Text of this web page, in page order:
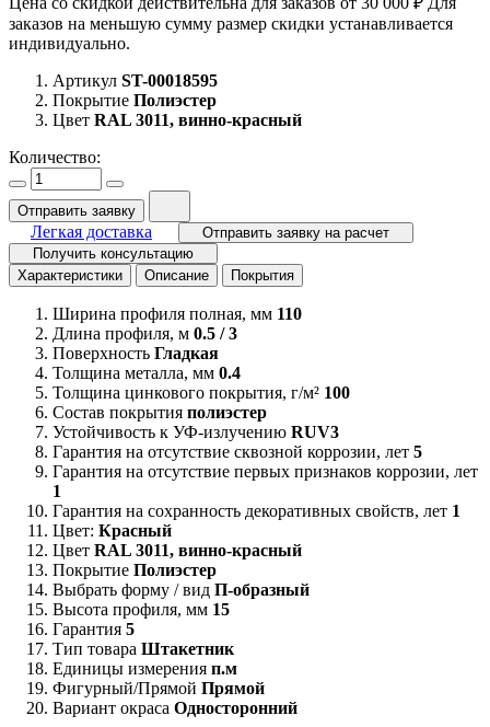
заказов на меньшую сумму размер скидки устанавливается
индивидуально.
Артикул ST-00018595
Покрытие Полиэстер
Цвет RAL 3011, винно-красный
Количество:
Отправить заявку
Легкая доставка
Отправить заявку на расчет
Получить консультацию
Характеристики
Описание Покрытия
Ширина профиля полная, мм 110
Длина профиля, м 0.5 / 3
Поверхность Гладкая
Толщина металла, мм 0.4
Толщина цинкового покрытия, г/м² 100
Состав покрытия полиэстер
Устойчивость к УФ-излучению RUV3
Гарантия на отсутствие сквозной коррозии, лет 5
Гарантия на отсутствие первых признаков коррозии, лет
1
Гарантия на сохранность декоративных свойств, лет 1
Цвет: Красный
Цвет RAL 3011, винно-красный
Покрытие Полиэстер
Выбрать форму / вид П-образный
Высота профиля, мм 15
Гарантия 5
Тип товара Штакетник
Единицы измерения п.м
Фигурный/Прямой Прямой
Вариант окраса Односторонний